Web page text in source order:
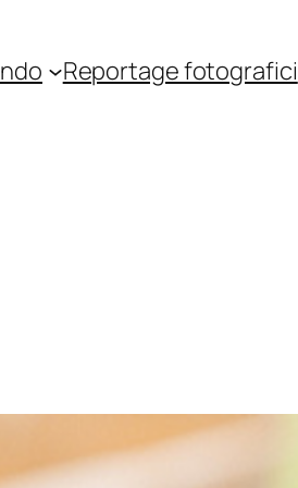
Reportage fotografici